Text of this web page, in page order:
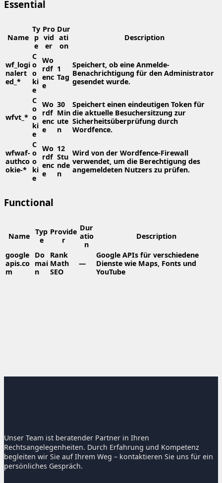
Essential
Name
Ty
p
e
Pro
vid
er
Dur
ati
on
Description
wf_logi
nalert
ed_*
C
o
o
ki
e
Wo
rdf
enc
e
1
Tag
Speichert, ob eine Anmelde-
Benachrichtigung für den Administrator
gesendet wurde.
wfvt_*
C
o
o
ki
e
Wo
rdf
enc
e
30
Min
ute
n
Speichert einen eindeutigen Token für
die aktuelle Besuchersitzung zur
Sicherheitsüberprüfung durch
Wordfence.
wfwaf-
authco
okie-*
C
o
o
ki
e
Wo
rdf
enc
e
12
Stu
nde
n
Wird von der Wordfence-Firewall
verwendet, um die Berechtigung des
angemeldeten Nutzers zu prüfen.
Functional
Name Typ
e
Provide
r
Dur
atio
n
Description
google
apis.co
m
Do
mai
n
Rank
Math
SEO
—
Google APIs für verschiedene
Dienste wie Maps, Fonts und
YouTube
Unser Team ist beratender Partner in Ihren
Rechtsangelegenheiten. Durch Erfahrung und Kompetenz
begleiten wir Sie auf Ihrem Weg – kontaktieren Sie uns für ein
persönliches Gespräch.